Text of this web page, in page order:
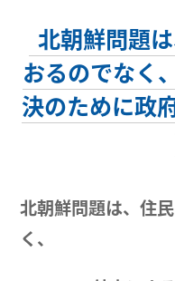
北朝鮮問題
おるのでなく
決のために政
北朝鮮問題は、住
く、